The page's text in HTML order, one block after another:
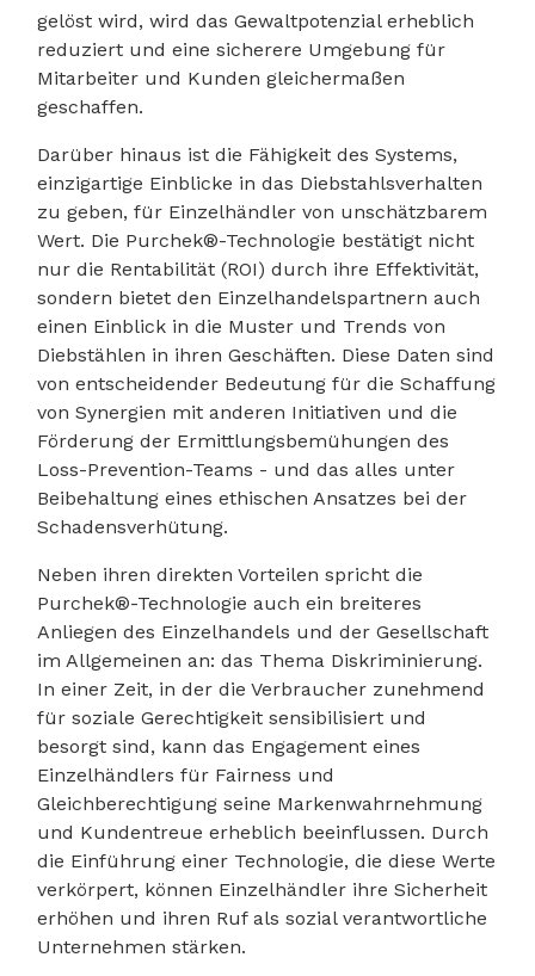
gelöst wird, wird das Gewaltpotenzial erheblich
reduziert und eine sicherere Umgebung für
Mitarbeiter und Kunden gleichermaßen
geschaffen.
Darüber hinaus ist die Fähigkeit des Systems,
einzigartige Einblicke in das Diebstahlsverhalten
zu geben, für Einzelhändler von unschätzbarem
Wert. Die Purchek®-Technologie bestätigt nicht
nur die Rentabilität (ROI) durch ihre Effektivität,
sondern bietet den Einzelhandelspartnern auch
einen Einblick in die Muster und Trends von
Diebstählen in ihren Geschäften. Diese Daten sind
von entscheidender Bedeutung für die Schaffung
von Synergien mit anderen Initiativen und die
Förderung der Ermittlungsbemühungen des
Loss-Prevention-Teams - und das alles unter
Beibehaltung eines ethischen Ansatzes bei der
Schadensverhütung.
Neben ihren direkten Vorteilen spricht die
Purchek®-Technologie auch ein breiteres
Anliegen des Einzelhandels und der Gesellschaft
im Allgemeinen an: das Thema Diskriminierung.
In einer Zeit, in der die Verbraucher zunehmend
für soziale Gerechtigkeit sensibilisiert und
besorgt sind, kann das Engagement eines
Einzelhändlers für Fairness und
Gleichberechtigung seine Markenwahrnehmung
und Kundentreue erheblich beeinflussen. Durch
die Einführung einer Technologie, die diese Werte
verkörpert, können Einzelhändler ihre Sicherheit
erhöhen und ihren Ruf als sozial verantwortliche
Unternehmen stärken.